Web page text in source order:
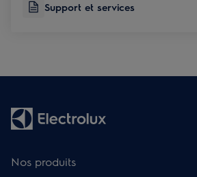
Support et services
Nos produits